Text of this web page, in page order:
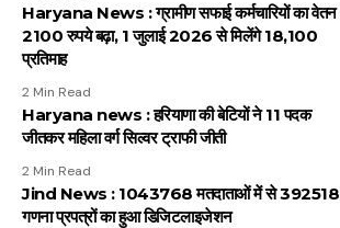
Haryana News : ग्रामीण सफाई कर्मचारियों का वेतन
2100 रुपये बढ़ा, 1 जुलाई 2026 से मिलेंगे 18,100
प्रतिमाह
2 Min Read
Haryana news : हरियाणा की बेटियों ने 11 पदक
जीतकर महिला वर्ग सिल्वर ट्राफी जीती
2 Min Read
Jind News : 1043768 मतदाताओं में से 392518
गणना प्रपत्रों का हुआ डिजिटलाइजेशन